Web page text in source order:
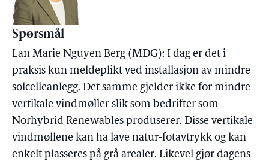
Spørsmål
Lan Marie Nguyen Berg (MDG): I dag er det i
praksis kun meldeplikt ved installasjon av mindre
solcelleanlegg. Det samme gjelder ikke for mindre
vertikale vindmøller slik som bedrifter som
Norhybrid Renewables produserer. Disse vertikale
vindmøllene kan ha lave natur-fotavtrykk og kan
enkelt plasseres på grå arealer. Likevel gjør dagens